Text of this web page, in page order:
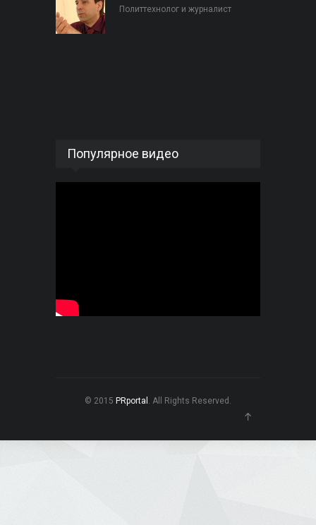
Политтехнолог и журналист
Популярное видео
© 2015 PRportal . All Rights Reserved.